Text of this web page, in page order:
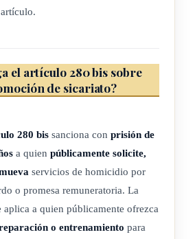
el artículo 280 bis sobre
de sicariato?
280 bis sanciona con prisión de
a quien públicamente solicite,
servicios de homicidio por
o promesa remuneratoria. La
aplica a quien públicamente ofrezca
o entrenamiento para